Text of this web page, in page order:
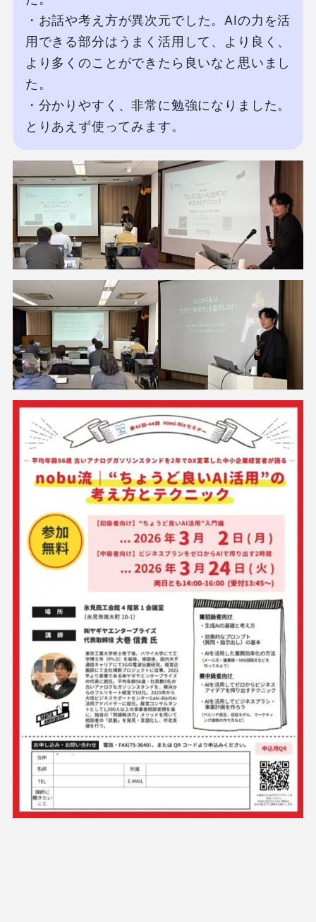
・お話や考え⽅が異次元でした。AIの⼒を活
⽤できる部分はうまく活⽤して、より良く、
より多くのことができたら良いなと思いまし
た。
・分かりやすく、⾮常に勉強になりました。
とりあえず使ってみます。